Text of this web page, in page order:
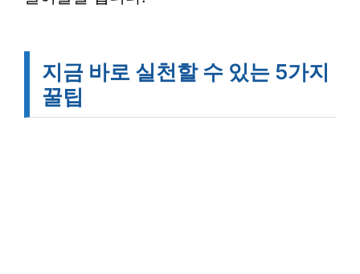
지금 바로 실천할 수 있는 5가지
꿀팁